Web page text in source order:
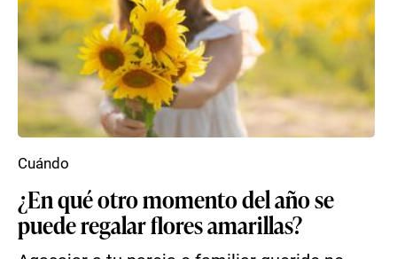
¿En qué otro momento del año se
puede regalar flores amarillas?
Cuándo